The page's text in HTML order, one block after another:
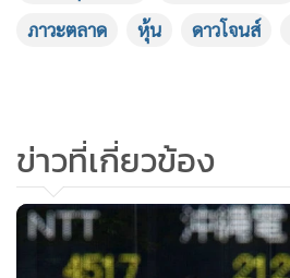
ภาวะตลาด
หุ้น ดาวโจนส์
ข่าวที่เกี่ยวข้อง